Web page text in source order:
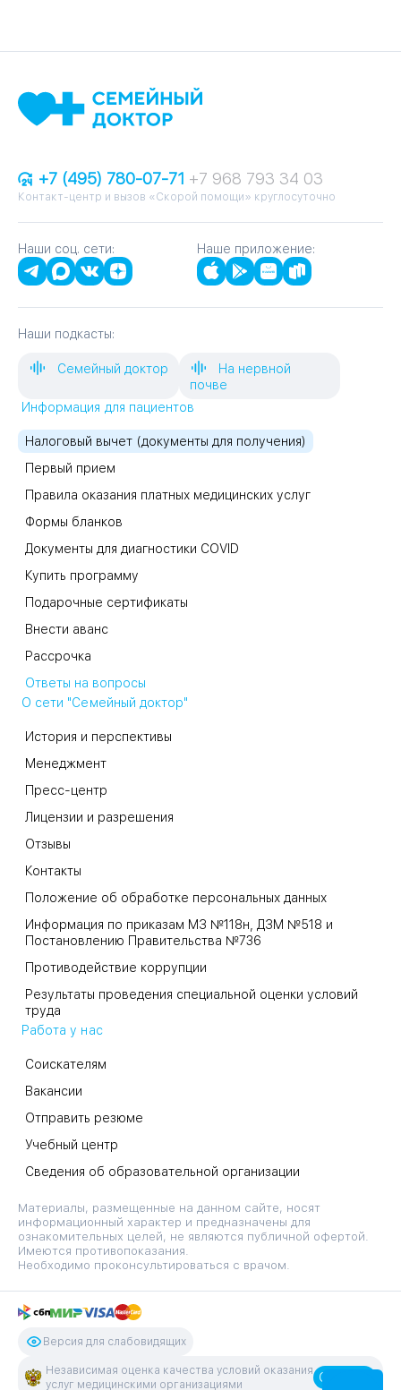
+7 (495) 780-07-71 +7 968 793 34 03
Контакт-центр и вызов «Скорой помощи» круглосуточно
Наши соц. сети: Наше приложение:
Наши подкасты:
Семейный доктор
На нервной
почве
Информация для пациентов
Налоговый вычет (документы для получения)
Первый прием
Правила оказания платных медицинских услуг
Формы бланков
Документы для диагностики COVID
Купить программу
Подарочные сертификаты
Внести аванс
Рассрочка
Ответы на вопросы
О сети "Семейный доктор"
История и перспективы
Менеджмент
Пресс-центр
Лицензии и разрешения
Отзывы
Контакты
Положение об обработке персональных данных
Информация по приказам МЗ №118н, ДЗМ №518 и
Постановлению Правительства №736
Противодействие коррупции
Результаты проведения специальной оценки условий
труда
Работа у нас
Соискателям
Вакансии
Отправить резюме
Учебный центр
Сведения об образовательной организации
Материалы, размещенные на данном сайте, носят
информационный характер и предназначены для
ознакомительных целей, не являются публичной офертой.
Имеются противопоказания.
Необходимо проконсультироваться с врачом.
Версия для слабовидящих
Независимая оценка качества условий оказания
услуг медицинскими организациями
Оценить